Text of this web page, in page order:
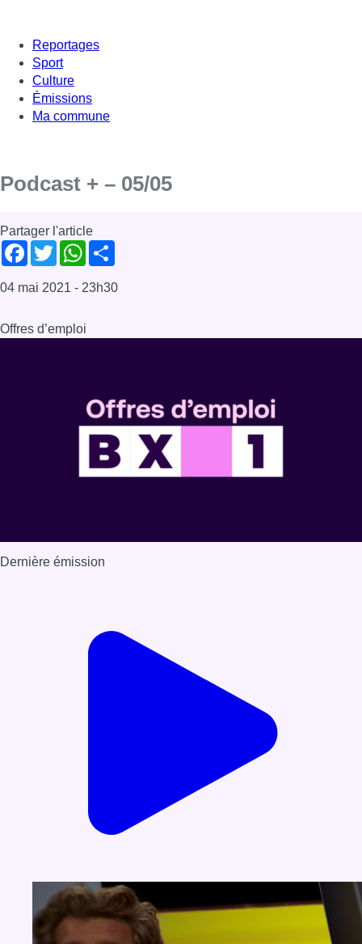
Reportages
Sport
Culture
Émissions
Ma commune
Podcast + – 05/05
Partager l'article
Facebook
TwitterWhatsApp
04 mai 2021 - 23h30
Offres d’emploi
Dernière émission